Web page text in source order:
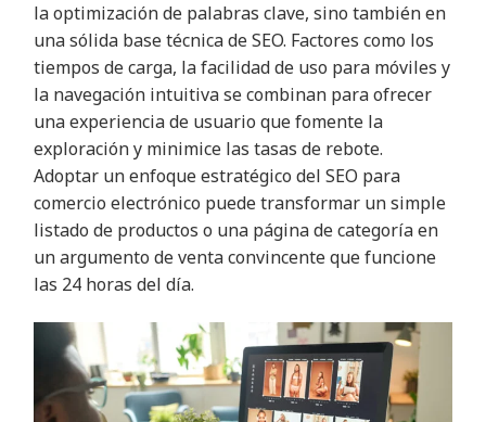
la optimización de palabras clave, sino también en
una sólida base técnica de SEO. Factores como los
tiempos de carga, la facilidad de uso para móviles y
la navegación intuitiva se combinan para ofrecer
una experiencia de usuario que fomente la
exploración y minimice las tasas de rebote.
Adoptar un enfoque estratégico del SEO para
comercio electrónico puede transformar un simple
listado de productos o una página de categoría en
un argumento de venta convincente que funcione
las 24 horas del día.